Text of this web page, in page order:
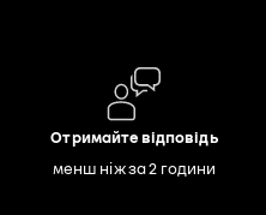
Отримайте відповідь
менш ніж за 2 години